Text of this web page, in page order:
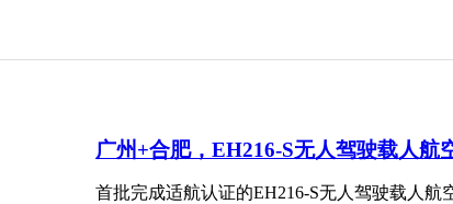
广州+合肥，EH216-S无人驾驶载人
首批完成适航认证的EH216-S无人驾驶载人